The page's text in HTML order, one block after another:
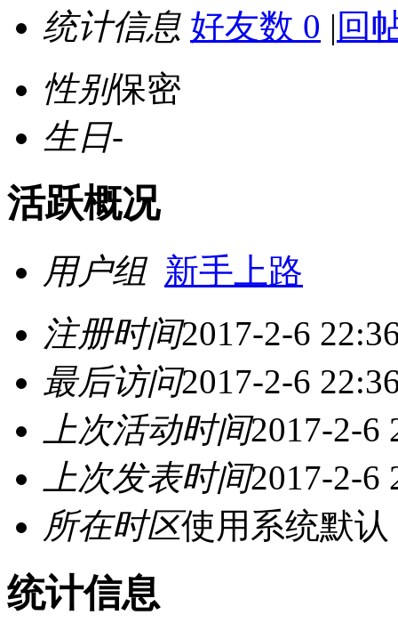
统计信息 好友数 0 | 回
性别保密
生日-
活跃概况
用户组 新手上路
注册时间2017-2-6
最后访问2017-2-6
上次活动时间2017-2-6
上次发表时间2017-2-6
所在时区使用系统默认
统计信息